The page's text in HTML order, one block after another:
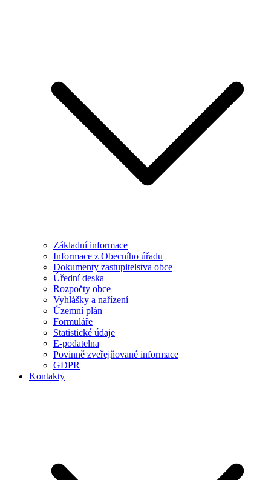
Základní informace
Informace z Obecního úřadu
Dokumenty zastupitelstva obce
Úřední deska
Rozpočty obce
Vyhlášky a nařízení
Územní plán
Formuláře
Statistické údaje
E-podatelna
Povinně zveřejňované informace
GDPR
Kontakty